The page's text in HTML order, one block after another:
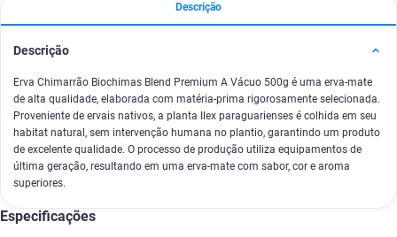
Descrição
Descrição
Erva Chimarrão Biochimas Blend Premium A Vácuo 500g é uma erva-mate
de alta qualidade, elaborada com matéria-prima rigorosamente selecionada.
Proveniente de ervais nativos, a planta Ilex paraguarienses é colhida em seu
habitat natural, sem intervenção humana no plantio, garantindo um produto
de excelente qualidade. O processo de produção utiliza equipamentos de
última geração, resultando em uma erva-mate com sabor, cor e aroma
superiores.
Especificações